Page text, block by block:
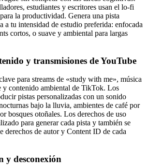
estudiantes y escritores usan el lo-fi
la productividad. Genera una pista
a tu intensidad de estudio preferida: enfocada
cortos, o suave y ambiental para largas
y transmisiones de YouTube
para streams de «study with me», música
y contenido ambiental de TikTok. Los
pistas personalizadas con un sonido
bajo la lluvia, ambientes de café por
bosques otoñales. Los derechos de uso
para generar cada pista y también se
derechos de autor y Content ID de cada
y desconexión